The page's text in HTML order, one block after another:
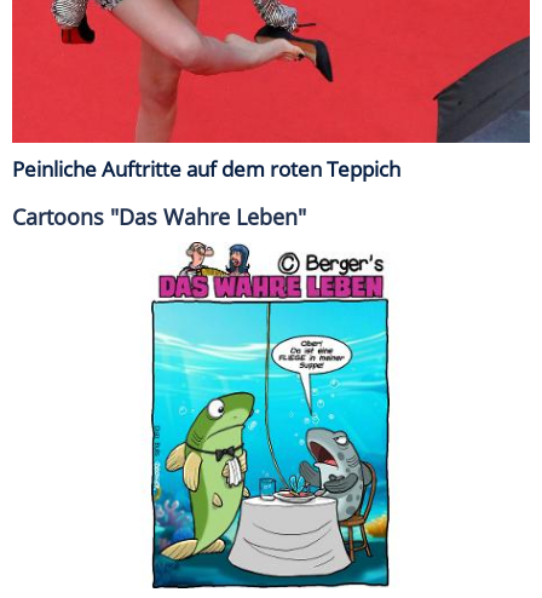
Peinliche Auftritte auf dem roten Teppich
Cartoons "Das Wahre Leben"